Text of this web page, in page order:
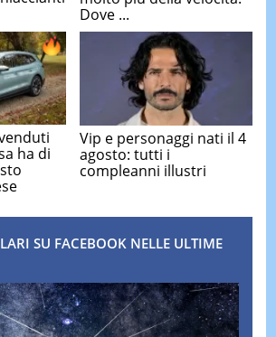
Dove ...
ha di
Vip e personaggi nati il 4
agosto: tutti i
compleanni illustri
SU FACEBOOK NELLE ULTIME